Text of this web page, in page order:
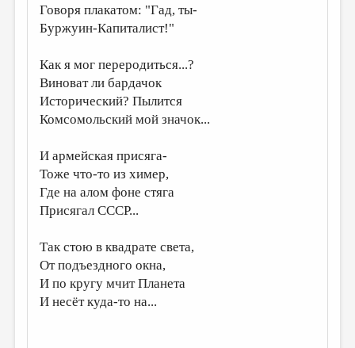
ЛИТЕРАТУРОВЕДЕНИЕ
КУЛЬТУРОВЕДЕНИЕ
ПУБЛИЦИСТИКА
РЕЦЕНЗИРОВАНИЕ
ЦИКЛЫ ПУБЛИКАЦИЙ
ТРЕДИАКОВСКИЙ
МЕДИА
ВКОНТАКТЕ
Говоря плакатом: "Гад, ты-
Буржуин-Капиталист!"
Как я мог переродиться...?
Виноват ли бардачок
Исторический? Пылится
Комсомольский мой значок...
И армейская присяга-
Тоже что-то из химер,
Где на алом фоне стяга
Присягал СССР...
Так стою в квадрате света,
От подъездного окна,
И по кругу мчит Планета
И несёт куда-то на...